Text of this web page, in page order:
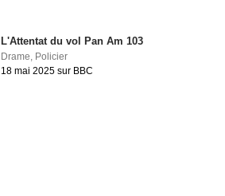
L'Attentat du vol Pan Am 103
Drame, Policier
18 mai 2025 sur BBC